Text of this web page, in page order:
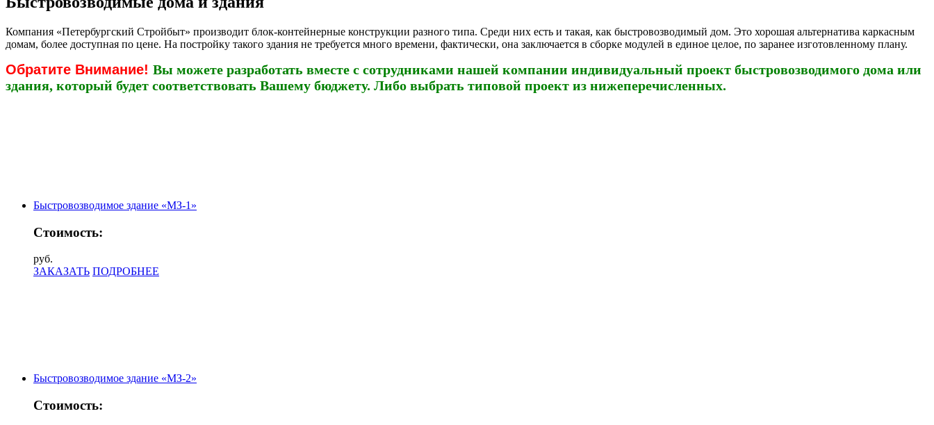
Компания «Петербургский Стройбыт» производит блок-контейнерные конструкции разного типа. Среди них есть и такая, как быстровозводимый дом. Это хорошая альтернатива каркасным
домам, более доступная по цене. На постройку такого здания не требуется много времени, фактически, она заключается в сборке модулей в единое целое, по заранее изготовленному плану.
Обратите Внимание! Вы можете разработать вместе с сотрудниками нашей компании индивидуальный проект быстровозводимого дома или
здания, который будет соответствовать Вашему бюджету. Либо выбрать типовой проект из нижеперечисленных.
Быстровозводимое здание «МЗ-1»
Стоимость:
руб.
ЗАКАЗАТЬ ПОДРОБНЕЕ
Быстровозводимое здание «МЗ-2»
Стоимость: